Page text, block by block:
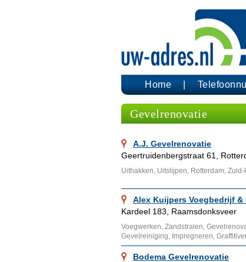
Home
Gevelrenovatie
A.J. Gevelrenovatie
Geertruidenbergstraat 61,
Uithakken, Uitslijpen, Rotterdam, Zuid-
Alex Kuijpers Voegbedrijf &
Kardeel 183, Raamsdonksveer
Voegwerken, Zandstralen,
Gevelreiniging, Impregneren,
Bodema Gevelrenovatie